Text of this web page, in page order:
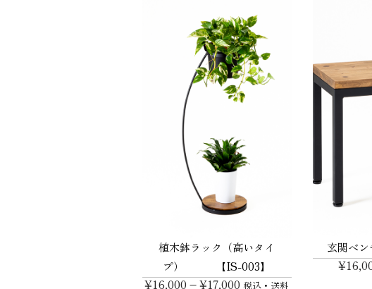
植木鉢ラック（高いタイ
プ） 【IS-003】
¥16,000 –¥17,000 税込・送料
玄関ベン
¥